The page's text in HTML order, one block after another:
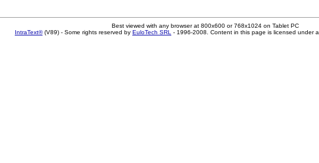
Best viewed with any browser at 800x600 or 768x1024 on Tablet PC
IntraText®(V89) - Some rights reserved by EuloTech SRL - 1996-2008. Content in this page is licensed under a